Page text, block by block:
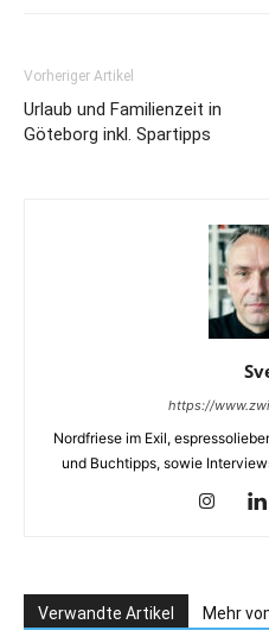
Vorheriger Artikel
Urlaub und Familienzeit in
Göteborg inkl. Spartipps
https://
Nordfriese im Exil,
und Buchtipps, sowie
Verwandte Artikel Mehr